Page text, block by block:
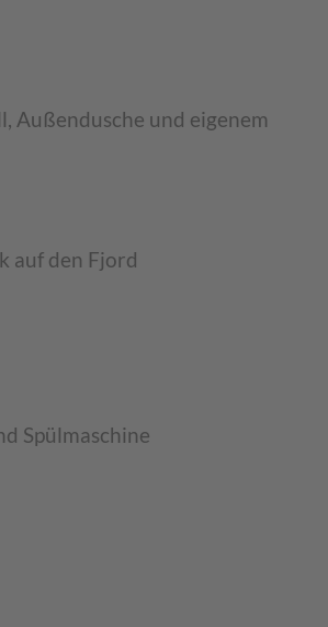
Außendusche und eigenem
auf den Fjord
Spülmaschine